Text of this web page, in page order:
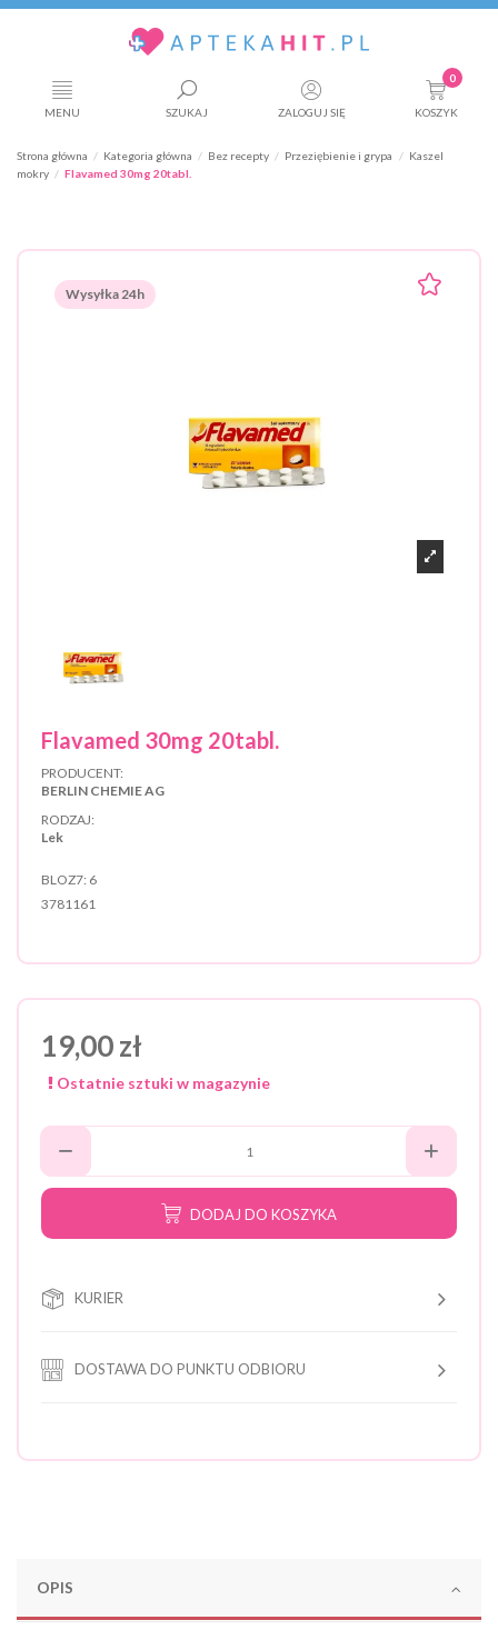
MENU SZUKAJ ZALOGUJ SIĘ
0
KOSZYK
Strona główna Kategoria główna Bez recepty Przeziębienie i grypa
Kaszel
mokry
Flavamed 30mg 20tabl.
Wysyłka 24h
Flavamed 30mg 20tabl.
PRODUCENT:
BERLIN CHEMIE AG
RODZAJ:
Lek
BLOZ7: 6
3781161
19,00 zł
Ostatnie sztuki w magazynie
DODAJ DO KOSZYKA
KURIER
DOSTAWA DO PUNKTU ODBIORU
OPIS